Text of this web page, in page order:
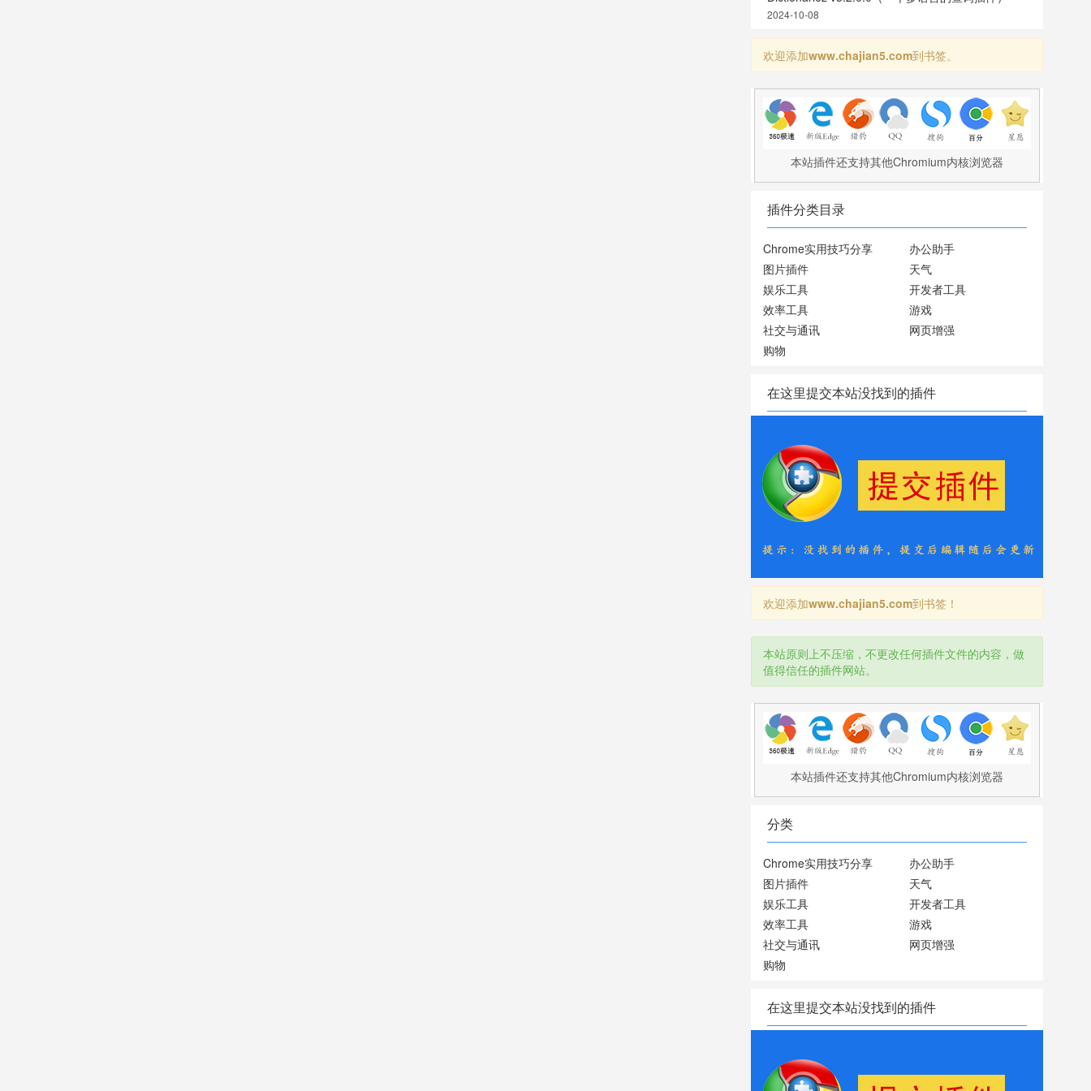
2024-10-08
欢迎添加www.chajian5.com到书签。
本站插件还支持其他Chromium内核浏览器
插件分类目录
Chrome实用技巧分享
办公助手
图片插件
天气
娱乐工具
开发者工具
效率工具
游戏
社交与通讯
网页增强
购物
在这里提交本站没找到的插件
欢迎添加www.chajian5.com到书签！
本站原则上不压缩，不更改任何插件文件的内容，做
值得信任的插件网站。
本站插件还支持其他Chromium内核浏览器
分类
Chrome实用技巧分享
办公助手
图片插件
天气
娱乐工具
开发者工具
效率工具
游戏
社交与通讯
网页增强
购物
在这里提交本站没找到的插件